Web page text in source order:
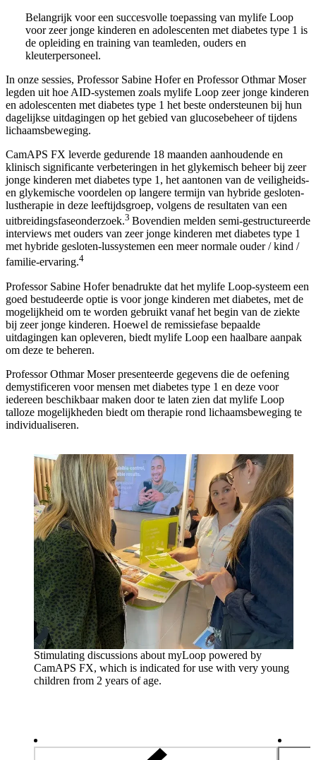
Belangrijk voor een succesvolle toepassing van mylife Loop
voor zeer jonge kinderen en adolescenten met diabetes type 1 is
de opleiding en training van teamleden, ouders en
kleuterpersoneel.
In onze sessies, Professor Sabine Hofer en Professor Othmar Moser
legden uit hoe AID-systemen zoals mylife Loop zeer jonge kinderen
en adolescenten met diabetes type 1 het beste ondersteunen bij hun
dagelijkse uitdagingen op het gebied van glucosebeheer of tijdens
lichaamsbeweging.
CamAPS FX leverde gedurende 18 maanden aanhoudende en
klinisch significante verbeteringen in het glykemisch beheer bij zeer
jonge kinderen met diabetes type 1, het aantonen van de veiligheids-
en glykemische voordelen op langere termijn van hybride gesloten-
lustherapie in deze leeftijdsgroep, volgens de resultaten van een
uitbreidingsfaseonderzoek.3 Bovendien melden semi-gestructureerde
interviews met ouders van zeer jonge kinderen met diabetes type 1
met hybride gesloten-lussystemen een meer normale ouder / kind /
familie-ervaring.4
Professor Sabine Hofer benadrukte dat het mylife Loop-systeem een
goed bestudeerde optie is voor jonge kinderen met diabetes, met de
mogelijkheid om te worden gebruikt vanaf het begin van de ziekte
bij zeer jonge kinderen. Hoewel de remissiefase bepaalde
uitdagingen kan opleveren, biedt mylife Loop een haalbare aanpak
om deze te beheren.
Professor Othmar Moser presenteerde gegevens die de oefening
demystificeren voor mensen met diabetes type 1 en deze voor
iedereen beschikbaar maken door te laten zien dat mylife Loop
talloze mogelijkheden biedt om therapie rond lichaamsbeweging te
individualiseren.
Stimulating discussions about myLoop powered by
CamAPS FX, which is indicated for use with very young
children from 2 years of age.